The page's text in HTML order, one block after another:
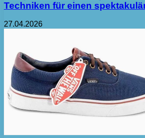
Techniken für einen
27.04.2026